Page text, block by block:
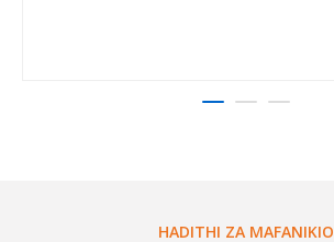
HADITHI ZA MAFANIKIO